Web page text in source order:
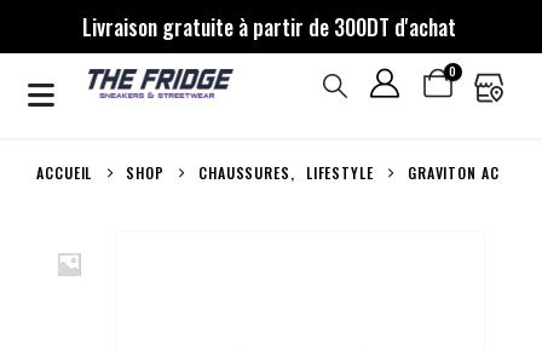
Livraison gratuite à partir de 300DT d'achat
0
ACCUEIL SHOP CHAUSSURES, LIFESTYLE GRAVITON AC